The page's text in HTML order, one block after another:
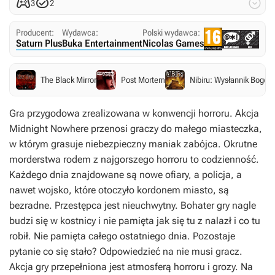
3 2
Producent:
Saturn Plus
Wydawca:
Buka Entertainment
Polski wydawca:
Nicolas Games
The Black Mirror Post Mortem Nibiru: Wysłannik Bogów
Gra przygodowa zrealizowana w konwencji horroru. Akcja
Midnight Nowhere przenosi graczy do małego miasteczka,
w którym grasuje niebezpieczny maniak zabójca. Okrutne
morderstwa rodem z najgorszego horroru to codzienność.
Każdego dnia znajdowane są nowe ofiary, a policja, a
nawet wojsko, które otoczyło kordonem miasto, są
bezradne. Przestępca jest nieuchwytny. Bohater gry nagle
budzi się w kostnicy i nie pamięta jak się tu z nalazł i co tu
robił. Nie pamięta całego ostatniego dnia. Pozostaje
pytanie co się stało? Odpowiedzieć na nie musi gracz.
Akcja gry przepełniona jest atmosferą horroru i grozy. Na